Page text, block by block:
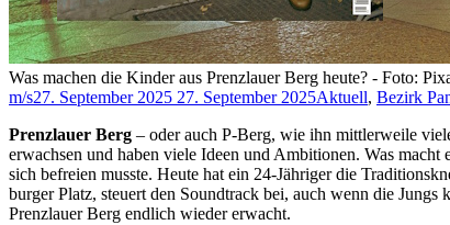
Was machen die Kinder aus Prenzlauer Berg heute? - Foto:
m/s27. September 2025 27. September 2025Aktuell, Bezirk
Prenzlauer Berg – oder auch P-Berg, wie ihn mittlerweile
erwachsen und haben viele Ideen und Ambitionen. Was
sich befreien musste. Heute hat ein 24-Jähriger die
burger Platz, steuert den Soundtrack bei, auch wenn die
Prenzlauer Berg endlich wieder erwacht.